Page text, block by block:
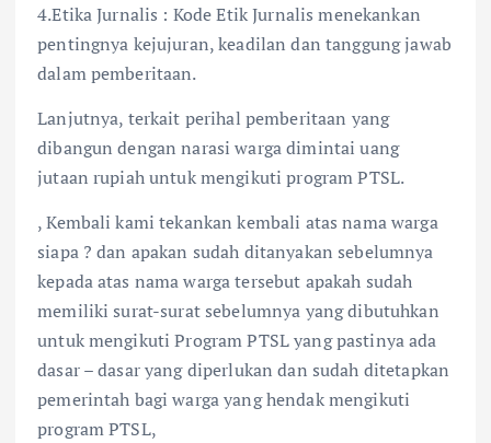
4.Etika Jurnalis : Kode Etik Jurnalis menekankan
pentingnya kejujuran, keadilan dan tanggung jawab
dalam pemberitaan.
Lanjutnya, terkait perihal pemberitaan yang
dibangun dengan narasi warga dimintai uang
jutaan rupiah untuk mengikuti program PTSL.
, Kembali kami tekankan kembali atas nama warga
siapa ? dan apakan sudah ditanyakan sebelumnya
kepada atas nama warga tersebut apakah sudah
memiliki surat-surat sebelumnya yang dibutuhkan
untuk mengikuti Program PTSL yang pastinya ada
dasar – dasar yang diperlukan dan sudah ditetapkan
pemerintah bagi warga yang hendak mengikuti
program PTSL,